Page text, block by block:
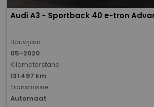
Audi A3 - Sportback 40 e-tron
Bouwjaar
05-2020
Kilometerstand
131.497 km
Transmissie
Automaat